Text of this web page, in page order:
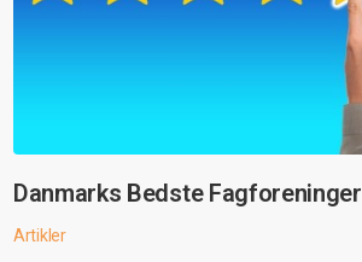
Danmarks Bedste Fagforeninger
Artikler